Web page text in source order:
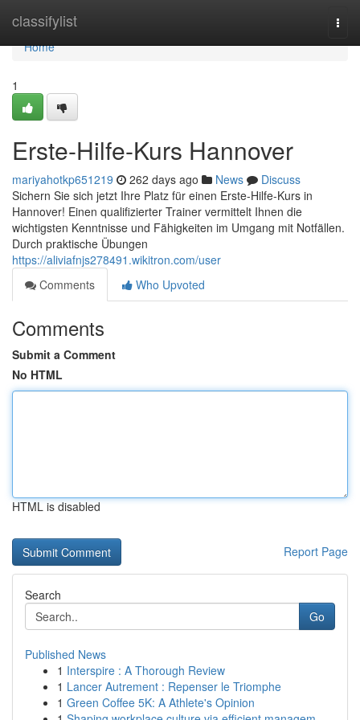
classifylist
Home
Home
1
Erste-Hilfe-Kurs Hannover
mariyahotkp651219 262 days ago News
Discuss
Sichern Sie sich jetzt Ihre Platz für einen Erste-Hilfe-Kurs in
Hannover! Einen qualifizierter Trainer vermittelt Ihnen die
wichtigsten Kenntnisse und Fähigkeiten im Umgang mit Notfällen.
Durch praktische Übungen
https://aliviafnjs278491.wikitron.com/user
Comments
Who Upvoted
Comments
Submit a Comment
No HTML
HTML is disabled
Report Page
Search
Go
Published News
1 Interspire : A Thorough Review
1 Lancer Autrement : Repenser le Triomphe
1 Green Coffee 5K: A Athlete's Opinion